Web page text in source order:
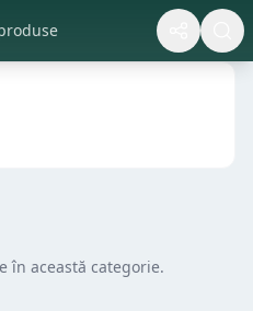
în această categorie.